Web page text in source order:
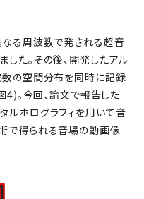
なる周波数で発される超音
た。その後、開発したアル
数の空間分布を同時に記録
。今回、論文で報告した
ルホログラフィを用いて音
で得られる音場の動画像